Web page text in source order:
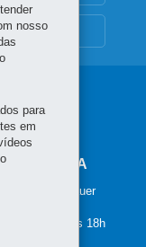
CIDADANIA
nº 766 – Hauer
das 13h30 às 18h
nosso
para
em